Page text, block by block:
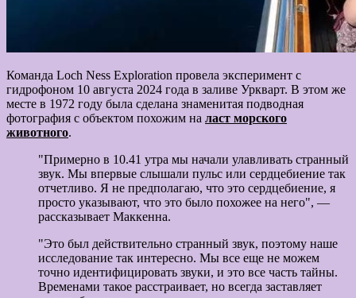
Команда Loch Ness Exploration провела эксперимент с
гидрофоном 10 августа 2024 года в заливе Уркварт. В этом же
месте в 1972 году была сделана знаменитая подводная
фотография с объектом похожим на ласт морского
животного.
"Примерно в 10.41 утра мы начали улавливать странный
звук. Мы впервые слышали пульс или сердцебиение так
отчетливо. Я не предполагаю, что это сердцебиение, я
просто указывают, что это было похожее на него", —
рассказывает Маккенна.
"Это был действительно странный звук, поэтому наше
исследование так интересно. Мы все еще не можем
точно идентифицировать звуки, и это все часть тайны.
Временами такое расстраивает, но всегда заставляет